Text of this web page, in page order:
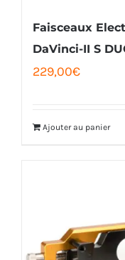
Faisceaux
DaVinci-II S
229,00€
Ajouter au panier